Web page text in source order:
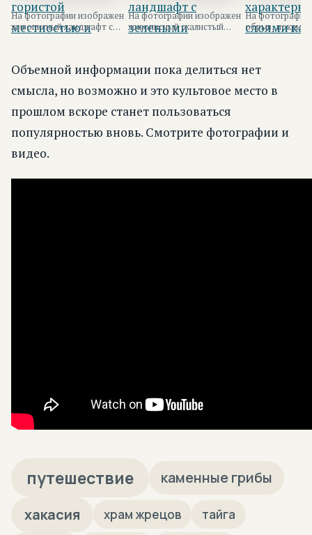
На фотографии изображен
живописный ландшафт с
На фотографии изображен
живописный скалистый
На
обрыв,
Объемной информации пока делиться нет
смысла, но возможно и это культовое место в
прошлом вскоре станет пользоваться
популярностью вновь. Смотрите фотографии и
видео.
путешествие
каменные грибы
хакасия
храм жрецов тайга